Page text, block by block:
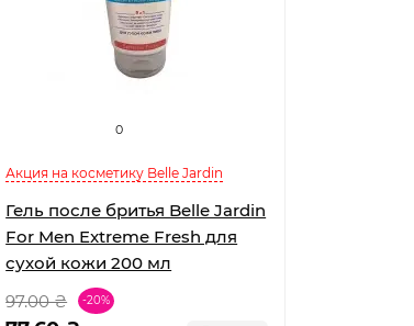
0
Акция на косметику Belle Jardin
Гель после бритья Belle Jardin
For Men Extreme Fresh для
сухой кожи 200 мл
97.00 ₴
-20%